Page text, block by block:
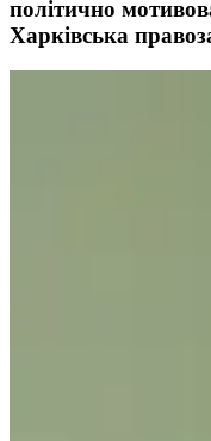
політично
Харківська